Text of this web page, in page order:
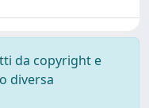
da copyright e
diversa